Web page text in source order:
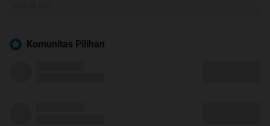
Komunitas Pilihan